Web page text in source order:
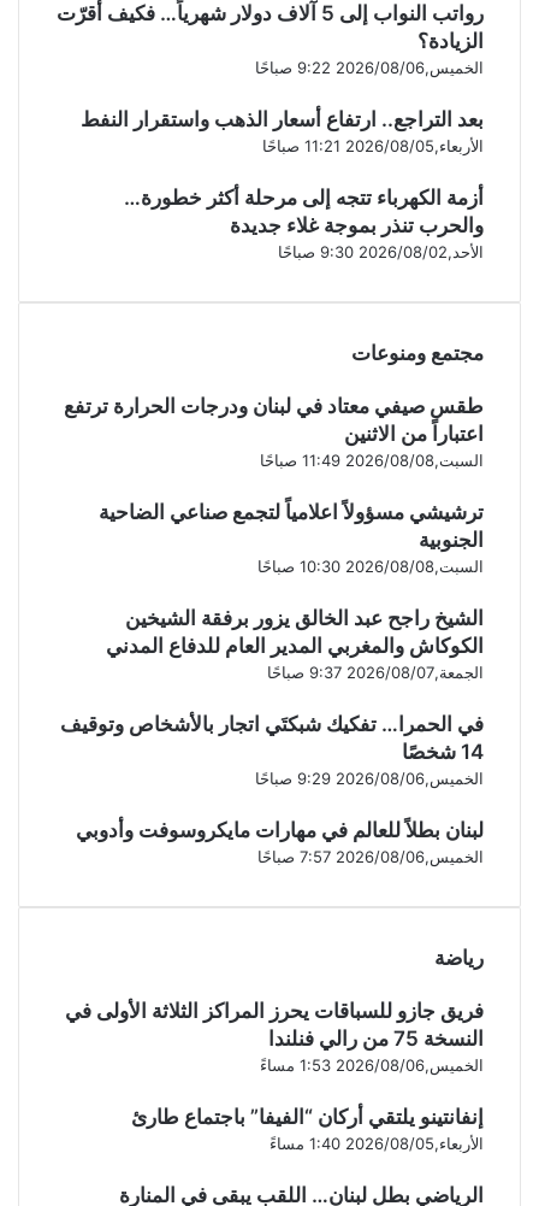
رواتب النواب إلى 5 آلاف دولار شهرياً… فكيف أقرّت
الزيادة؟
الخميس,2026/08/06 9:22 صباحًا
بعد التراجع.. ارتفاع أسعار الذهب واستقرار النفط
الأربعاء,2026/08/05 11:21 صباحًا
أزمة الكهرباء تتجه إلى مرحلة أكثر خطورة…
والحرب تنذر بموجة غلاء جديدة
الأحد,2026/08/02 9:30 صباحًا
مجتمع ومنوعات
طقس صيفي معتاد في لبنان ودرجات الحرارة ترتفع
اعتباراً من الاثنين
السبت,2026/08/08 11:49 صباحًا
ترشيشي مسؤولاً اعلامياً لتجمع صناعي الضاحية
الجنوبية
السبت,2026/08/08 10:30 صباحًا
الشيخ راجح عبد الخالق يزور برفقة الشيخين
الكوكاش والمغربي المدير العام للدفاع المدني
الجمعة,2026/08/07 9:37 صباحًا
في الحمرا… تفكيك شبكتَي اتجار بالأشخاص وتوقيف
14 شخصًا
الخميس,2026/08/06 9:29 صباحًا
لبنان بطلاً للعالم في مهارات مايكروسوفت وأدوبي
الخميس,2026/08/06 7:57 صباحًا
رياضة
فريق جازو للسباقات يحرز المراكز الثلاثة الأولى في
النسخة 75 من رالي فنلندا
الخميس,2026/08/06 1:53 مساءً
إنفانتينو يلتقي أركان “الفيفا” باجتماع طارئ
الأربعاء,2026/08/05 1:40 مساءً
الرياضي بطل لبنان… اللقب يبقى في المنارة